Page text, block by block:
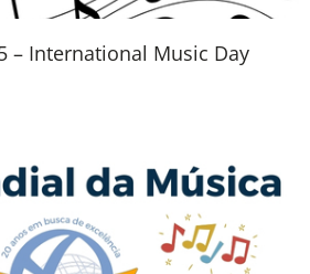
– International Music Day